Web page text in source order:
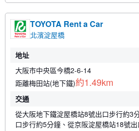
TOYOTA Rent a Car
北濱淀屋橋
地址
大阪市中央區今橋2-6-14
距離梅田站(地下鐵)約1.49km
交通
從大阪地下鐵淀屋橋站8號出口步行約3
口步行約5分鐘、從京阪淀屋橋站18號